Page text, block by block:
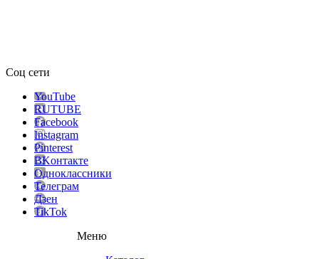
Соц сети
YouTube
RUTUBE
Facebook
Instagram
Pinterest
ВKонтакте
Одноклассники
Телеграм
Дзен
TikTok
Меню